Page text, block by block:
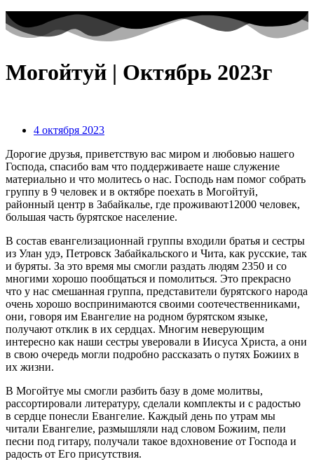
Могойтуй | Октябрь 2023г
4 октября 2023
Дорогие друзья, приветствую вас миром и любовью нашего
Господа, спасибо вам что поддерживаете наше служение
материально и что молитесь о нас. Господь нам помог собрать
группу в 9 человек и в октябре поехать в Могойтуй,
районный центр в Забайкалье, где проживают12000 человек,
большая часть бурятское население.
В состав евангелизационнай группы входили братья и сестры
из Улан удэ, Петровск Забайкальского и Чита, как русские, так
и буряты. За это время мы смогли раздать людям 2350 и со
многими хорошо пообщаться и помолиться. Это прекрасно
что у нас смешанная группа, представители бурятского народа
очень хорошо воспринимаются своими соотечественниками,
они, говоря им Евангелие на родном бурятском языке,
получают отклик в их сердцах. Многим неверующим
интересно как наши сестры уверовали в Иисуса Христа, а они
в свою очередь могли подробно рассказать о путях Божиих в
их жизни.
В Могойтуе мы смогли разбить базу в доме молитвы,
рассортировали литературу, сделали комплекты и с радостью
в сердце понесли Евангелие. Каждый день по утрам мы
читали Евангелие, размышляли над словом Божиим, пели
песни под гитару, получали такое вдохновение от Господа и
радость от Его присутствия.